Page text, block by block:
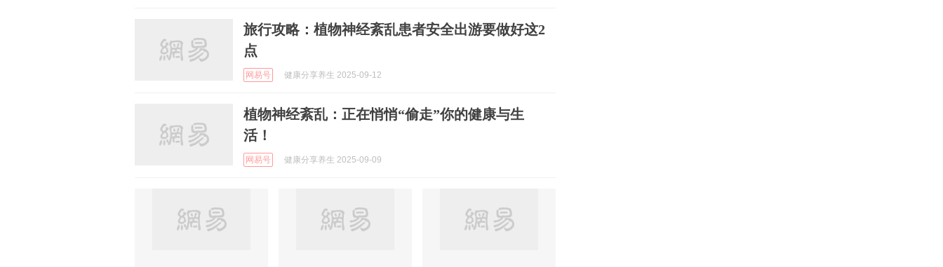
旅行攻略：植物神经紊乱患者安全出游要做好这2
点
网易号 健康分享养生 2025-09-12
植物神经紊乱：正在悄悄“偷走”你的健康与生
活！
网易号 健康分享养生 2025-09-09